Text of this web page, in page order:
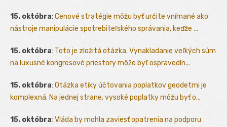
15. októbra: Cenové stratégie môžu byť určite vnímané ako
nástroje manipulácie spotrebiteľského správania, keďže ...
15. októbra: Toto je zložitá otázka. Vynakladanie veľkých súm
na luxusné kongresové priestory môže byť ospravedln...
15. októbra: Otázka etiky účtovania poplatkov geodetmi je
komplexná. Na jednej strane, vysoké poplatky môžu byť o...
15. októbra: Vláda by mohla zaviesť opatrenia na podporu